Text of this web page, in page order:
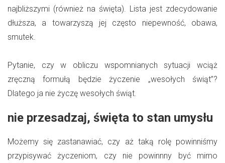
najbliższymi (również na święta). Lista jest zdecydowanie
dłuższa, a towarzyszą jej często niepewność, obawa,
smutek.
Pytanie, czy w obliczu wspomnianych sytuacji wciąż
zręczną formułą będzie życzenie „wesołych świąt”?
Dlatego ja nie życzę wesołych świąt.
nie przesadzaj, święta to stan umysłu
Możemy się zastanawiać, czy aż taką rolę powinniśmy
przypisywać życzeniom, czy nie powinnny być mimo